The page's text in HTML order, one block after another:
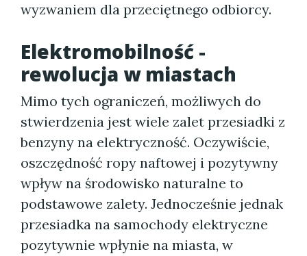
wyzwaniem dla przeciętnego odbiorcy.
Elektromobilność -
rewolucja w miastach
Mimo tych ograniczeń, możliwych do
stwierdzenia jest wiele zalet przesiadki z
benzyny na elektryczność. Oczywiście,
oszczędność ropy naftowej i pozytywny
wpływ na środowisko naturalne to
podstawowe zalety. Jednocześnie jednak
przesiadka na samochody elektryczne
pozytywnie wpłynie na miasta, w